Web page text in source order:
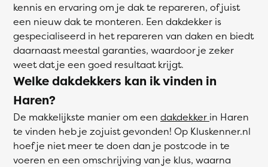
kennis en ervaring om je dak te repareren, of juist
een nieuw dak te monteren. Een dakdekker is
gespecialiseerd in het repareren van daken en biedt
daarnaast meestal garanties, waardoor je zeker
weet dat je een goed resultaat krijgt.
Welke dakdekkers kan ik vinden in
Haren?
De makkelijkste manier om een dakdekker in Haren
te vinden heb je zojuist gevonden! Op Kluskenner.nl
hoef je niet meer te doen dan je postcode in te
voeren en een omschrijving van je klus, waarna